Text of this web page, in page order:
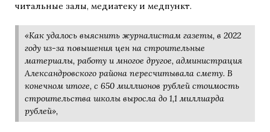
читальные залы, медиатеку и медпункт.
«Как удалось выяснить журналистам газеты, в 2022
году из-за повышения цен на строительные
материалы, работу и многое другое, администрация
Александровского района пересчитывала смету. В
конечном итоге, с 650 миллионов рублей стоимость
строительства школы выросла до 1,1 миллиарда
рублей»,